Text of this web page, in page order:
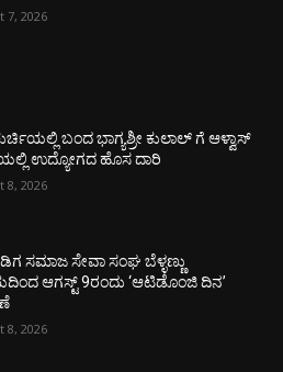
7, 2026
ಬಂದ ಭಾಗ್ಯಶ್ರೀ ಕುಲಾಲ್ ಗೆ ಆಳ್ವಾಸ್
ಉದ್ಯೋಗದ ಹೊಸ ದಾರಿ
8, 2026
ಸಮಾಜ ಸೇವಾ ಸಂಘ ಬೆಳ್ಳಣ್ಣು
ಆಗಸ್ಟ್ 9ರಂದು ‘ಆಟಿಡೊಂಜಿ ದಿನ’
8, 2026